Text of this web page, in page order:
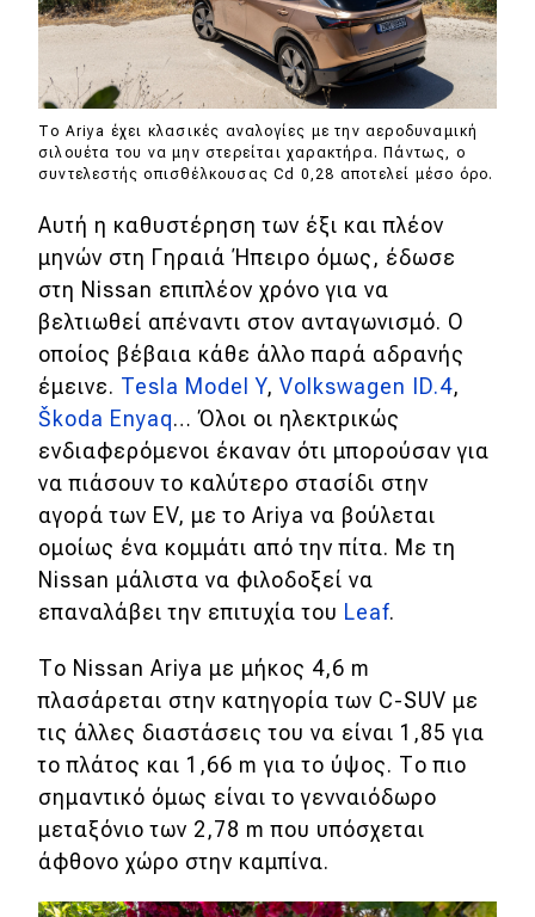
MOTO
Μεταχειρισμένο
Οδηγός αγοράς
Συμβουλές
Χρηστικά
Συμβουλές
ΚΤΕΟ
Οδική βοήθεια
eDRIVE
DRIVE USED
Το Ariya έχει κλασικές αναλογίες με την αεροδυναμική
σιλουέτα του να μην στερείται χαρακτήρα. Πάντως, ο
συντελεστής οπισθέλκουσας Cd 0,28 αποτελεί μέσο όρο.
Αυτή η καθυστέρηση των έξι και πλέον
μηνών στη Γηραιά Ήπειρο όμως, έδωσε
στη Nissan επιπλέον χρόνο για να
βελτιωθεί απέναντι στον ανταγωνισμό. Ο
οποίος βέβαια κάθε άλλο παρά αδρανής
έμεινε. Tesla Model Y, Volkswagen ID.4,
Škoda Enyaq… Όλοι οι ηλεκτρικώς
ενδιαφερόμενοι έκαναν ότι μπορούσαν για
να πιάσουν το καλύτερο στασίδι στην
αγορά των EV, με το Ariya να βούλεται
ομοίως ένα κομμάτι από την πίτα. Με τη
Nissan μάλιστα να φιλοδοξεί να
επαναλάβει την επιτυχία του Leaf.
Το Nissan Ariya με μήκος 4,6 m
πλασάρεται στην κατηγορία των C-SUV με
τις άλλες διαστάσεις του να είναι 1,85 για
το πλάτος και 1,66 m για το ύψος. Το πιο
σημαντικό όμως είναι το γενναιόδωρο
μεταξόνιο των 2,78 m που υπόσχεται
άφθονο χώρο στην καμπίνα.